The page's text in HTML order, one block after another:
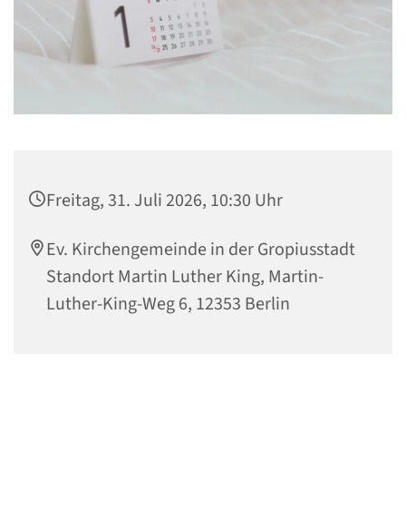
Freitag, 31. Juli 2026, 10:30 Uhr
Ev. Kirchengemeinde in der Gropiusstadt
Standort Martin Luther King, Martin-
Luther-King-Weg 6, 12353 Berlin